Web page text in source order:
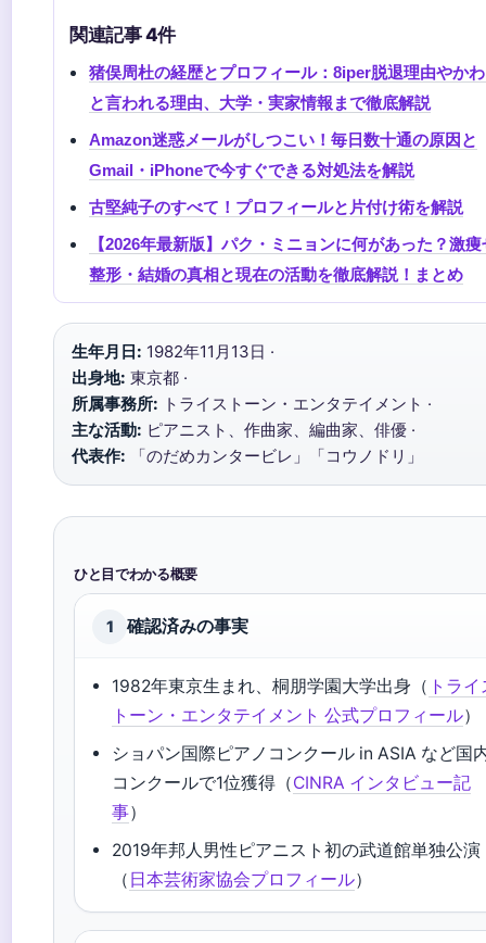
関連記事 4件
猪俣周杜の経歴とプロフィール：8iper脱退理由やか
と言われる理由、大学・実家情報まで徹底解説
Amazon迷惑メールがしつこい！毎日数十通の原因と
Gmail・iPhoneで今すぐできる対処法を解説
古堅純子のすべて！プロフィールと片付け術を解説
【2026年最新版】パク・ミニョンに何があった？激痩
整形・結婚の真相と現在の活動を徹底解説！まとめ
生年月日: 1982年11月13日 ·
出身地: 東京都 ·
所属事務所: トライストーン・エンタテイメント ·
主な活動: ピアニスト、作曲家、編曲家、俳優 ·
代表作: 「のだめカンタービレ」「コウノドリ」
ひと目でわかる概要
1 確認済みの事実
1982年東京生まれ、桐朋学園大学出身（ トライ
トーン・エンタテイメント 公式プロフィール）
ショパン国際ピアノコンクール in ASIA など国
コンクールで1位獲得（CINRA インタビュー記
事）
2019年邦人男性ピアニスト初の武道館単独公演
（ 日本芸術家協会プロフィール）